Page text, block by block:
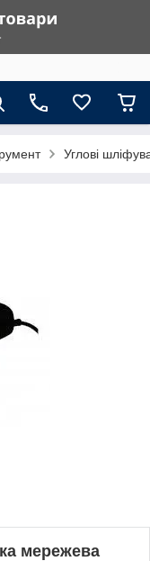
Углові
мережева